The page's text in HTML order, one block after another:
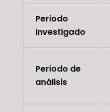
Periodo
investigado
Periodo de
análisis